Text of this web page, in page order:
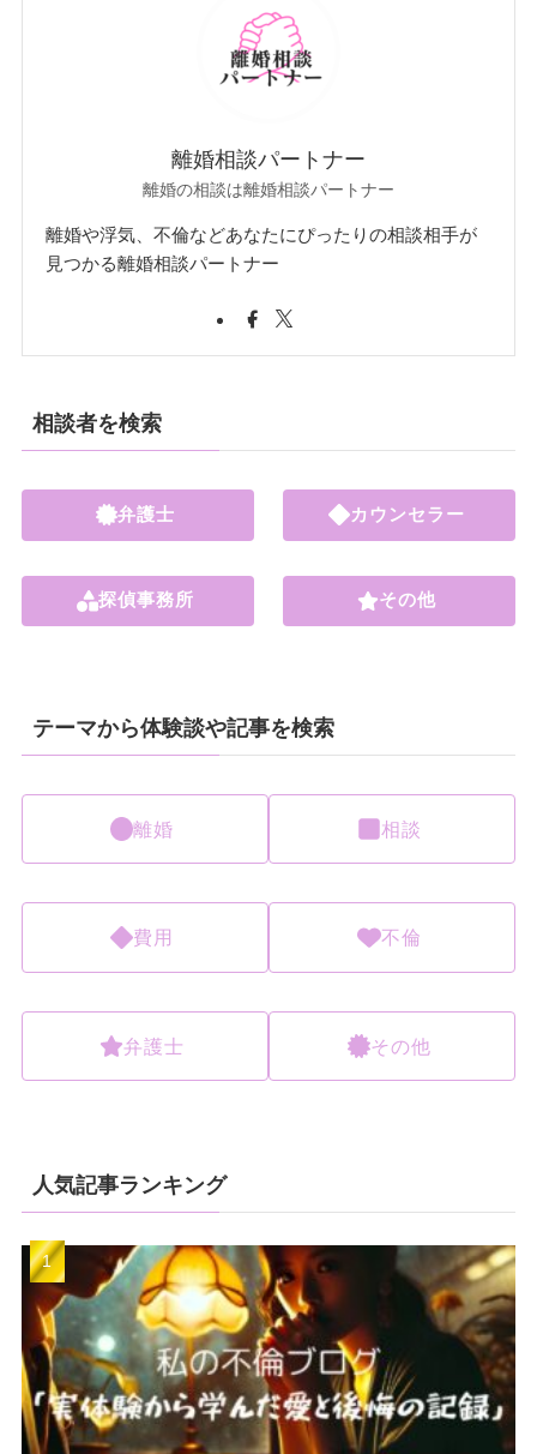
離婚相談パートナー
離婚の相談は離婚相談パートナー
離婚や浮気、不倫などあなたにぴったりの相談相手が
見つかる離婚相談パートナー
相談者を検索
弁護士
探偵事務所
カウンセラー
その他
テーマから体験談や記事を検索
離婚 相談
費用 不倫
弁護士 その他
人気記事ランキング